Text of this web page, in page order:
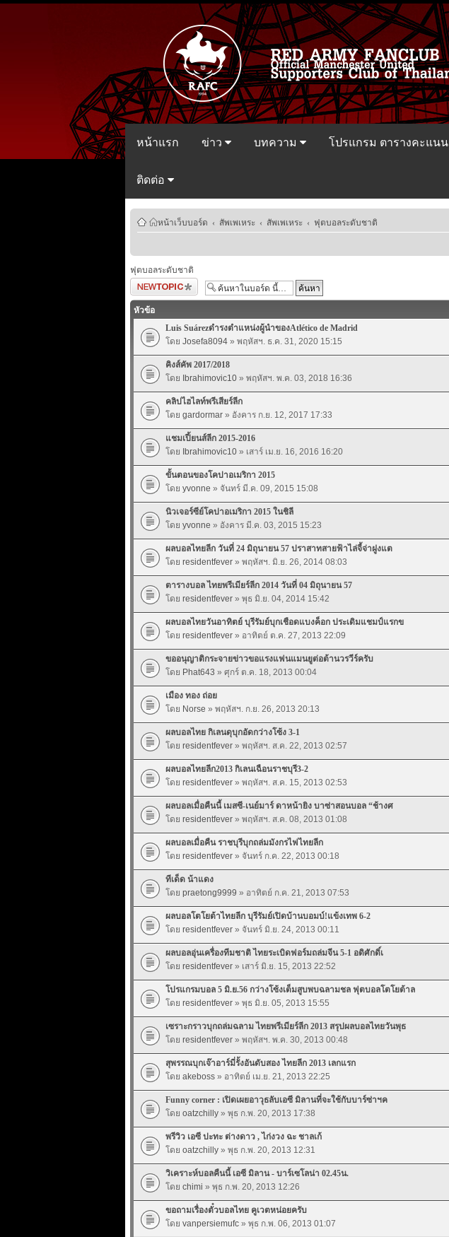
หน้าแรก ข่าว บทความ โปรแกรม ตารางคะแนน
ติดต่อ
หน้าเว็บบอร์ด ‹ สัพเพเหระ ‹ สัพเพเหระ ‹ ฟุตบอลระดับชาติ
ฟุตบอลระดับชาติ
ตั้งกระทู้ใหม่
หัวข้อ
Luis Suárezดำรงตำแหน่งผู้นำของAtlético de Madrid
โดย Josefa8094» พฤหัสฯ. ธ.ค. 31, 2020 15:15
คิงส์คัพ 2017/2018
โดย Ibrahimovic10» พฤหัสฯ. พ.ค. 03, 2018 16:36
คลิปไฮไลท์พรีเสียร์ลีก
โดย gardormar» อังคาร ก.ย. 12, 2017 17:33
แชมเปี้ยนส์ลีก 2015-2016
โดย Ibrahimovic10» เสาร์ เม.ย. 16, 2016 16:20
ขั้นตอนของโคปาอเมริกา 2015
โดย yvonne » จันทร์ มี.ค. 09, 2015 15:08
นิวเจอร์ซีย์โคปาอเมริกา 2015 ในชิลี
โดย yvonne » อังคาร มี.ค. 03, 2015 15:23
ผลบอลไทยลีก วันที่ 24 มิถุนายน 57 ปราสาทสายฟ้าไล่จี้จ่าฝูงแต
โดย residentfever» พฤหัสฯ. มิ.ย. 26, 2014 08:03
ตารางบอล ไทยพรีเมียร์ลีก 2014 วันที่ 04 มิถุนายน 57
โดย residentfever» พุธ มิ.ย. 04, 2014 15:42
ผลบอลไทยวันอาทิตย์ บุรีรัมย์บุกเชือดแบงค็อก ประเดิมแชมป์แรกข
โดย residentfever» อาทิตย์ ต.ค. 27, 2013 22:09
ขออนุญาติกระจายข่าวขอแรงแฟนแมนยูต่อต้านวรวีร์ครับ
โดย Phat643 » ศุกร์ ต.ค. 18, 2013 00:04
เมือง ทอง ถ่อย
โดย Norse » พฤหัสฯ. ก.ย. 26, 2013 20:13
ผลบอลไทย กิเลนดุบุกอัดกว่างโซ้ง 3-1
โดย residentfever» พฤหัสฯ. ส.ค. 22, 2013 02:57
ผลบอลไทยลีก2013 กิเลนเฉือนราชบุรี3-2
โดย residentfever» พฤหัสฯ. ส.ค. 15, 2013 02:53
ผลบอลเมื่อคืนนี้ เมสซี-เนย์มาร์ ดาหน้ายิง บาซ่าสอนบอล “ช้างศ
โดย residentfever» พฤหัสฯ. ส.ค. 08, 2013 01:08
ผลบอลเมื่อคืน ราชบุรีบุกถล่มมังกรไฟไทยลีก
โดย residentfever» จันทร์ ก.ค. 22, 2013 00:18
ทีเด็ด น้าแดง
โดย praetong9999 » อาทิตย์ ก.ค. 21, 2013 07:53
ผลบอลโตโยต้าไทยลีก บุรีรัมย์เปิดบ้านบอมบ์!แข้งเทพ 6-2
โดย residentfever» จันทร์ มิ.ย. 24, 2013 00:11
ผลบอลอุ่นเครื่องทีมชาติ ไทยระเบิดฟอร์มถล่มจีน 5-1 อดิศักดิ์เ
โดย residentfever» เสาร์ มิ.ย. 15, 2013 22:52
โปรแกรมบอล 5 มิ.ย.56 กว่างโซ้งเต็มสูบพบฉลามชล ฟุตบอลโตโยต้าล
โดย residentfever» พุธ มิ.ย. 05, 2013 15:55
เซราะกราวบุกถล่มฉลาม ไทยพรีเมียร์ลีก 2013 สรุปผลบอลไทยวันพุธ
โดย residentfever» พฤหัสฯ. พ.ค. 30, 2013 00:48
สุพรรณบุกเจ๊าอาร์มี่รั้งอันดับสอง ไทยลีก 2013 เลกแรก
โดย akeboss» อาทิตย์ เม.ย. 21, 2013 22:25
Funny corner : เปิดเผยอาวุธลับเอซี มิลานที่จะใช้กับบาร์ซ่าฯค
โดย oatzchilly» พุธ ก.พ. 20, 2013 17:38
พรีวิว เอซี ปะทะ ต่างดาว , ไก่งวง ฉะ ชาลเก้
โดย oatzchilly» พุธ ก.พ. 20, 2013 12:31
วิเคราะห์บอลคืนนี้ เอซี มิลาน - บาร์เซโลน่า 02.45น.
โดย chimi » พุธ ก.พ. 20, 2013 12:26
ขอถามเรื่องตั๋วบอลไทย คูเวตหน่อยครับ
โดย vanpersiemufc» พุธ ก.พ. 06, 2013 01:07